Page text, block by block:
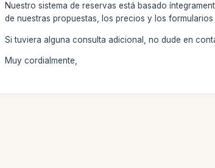
Nuestro sistema de reservas está basado
de nuestras propuestas, los precios y los
Si tuviera alguna consulta adicional, no dude en
Muy cordialmente,